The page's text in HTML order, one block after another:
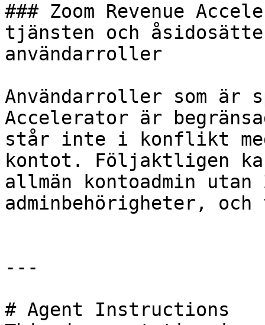
### Zoom Revenue
tjänsten och
användarroller
Användarroller som är
Accelerator är
står inte i konflikt
kontot. Följaktligen
allmän kontoadmin utan
adminbehörigheter,
---
# Agent Instructions